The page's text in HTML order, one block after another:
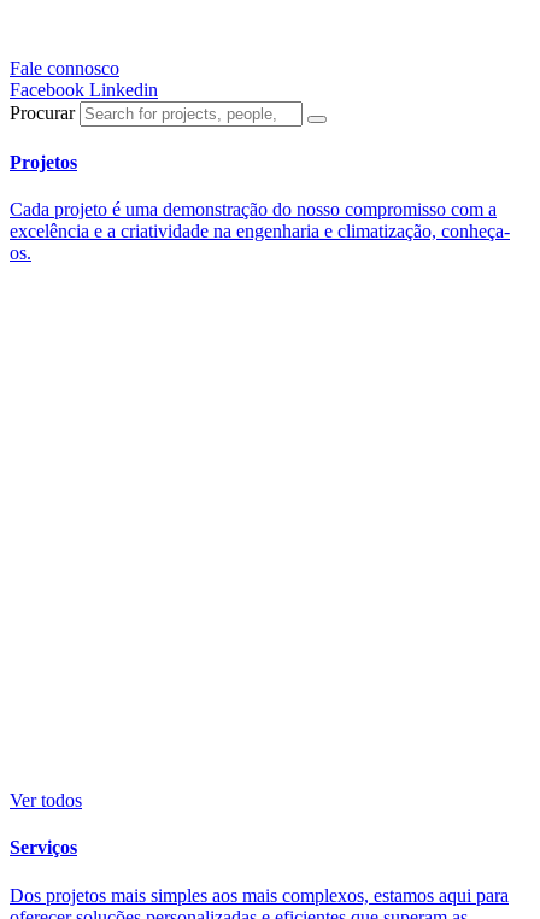
Fale connosco
Facebook Linkedin
Procurar
Projetos
Cada projeto é uma demonstração do nosso compromisso com a
excelência e a criatividade na engenharia e climatização, conheça-
os.
Ver todos
Serviços
Dos projetos mais simples aos mais complexos, estamos aqui para